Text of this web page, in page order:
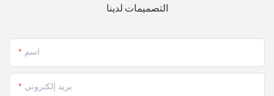
التصميمات لدينا
اسم
بريد إلكتروني